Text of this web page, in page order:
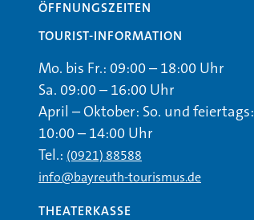
ÖFFNUNGSZEITEN
TOURIST-INFORMATION
Mo. bis Fr.: 09:00 – 18:00 Uhr
Sa. 09:00 – 16:00 Uhr
April – Oktober: So. und feiertags:
10:00 – 14:00 Uhr
Tel.: (0921) 88588
info@bayreuth-tourismus.de
THEATERKASSE